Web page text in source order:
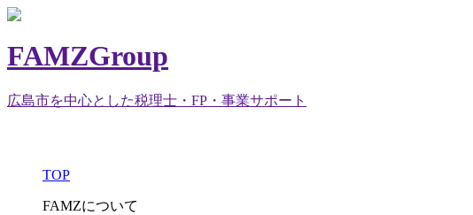
FAMZGroup
広島市を中心とした税理士・FP・事業サポート
TOP
FAMZについて